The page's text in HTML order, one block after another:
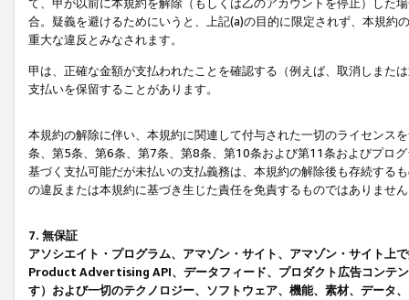
て、甲が以前に本規約を解除（もしくは乙のアカウントを停止）した
合。疑義を避けるためにいうと、上記(a)の目的に限定されず、本規
重大な違反とみなされます。
甲は、正確な金額が支払われたことを確認する（例えば、取消しまた
支払いを保留することがあります。
本規約の解除に伴い、本規約に関連して付与された一切のライセンス
条、第5条、第6条、第7条、第8条、第10条および第11条およびプロ
基づく支払可能だが未払いの支払義務は、本規約の解除後も存続する
の違反または本規約に基づき生じた責任を免責するものではありませ
7. 無保証
アソシエイト・プログラム、アマゾン・サイト、アマゾン・サイト上
Product Advertising API、データフィード、プロダクト広告コンテ
す）および一切のテクノロジー、ソフトウェア、機能、素材、データ